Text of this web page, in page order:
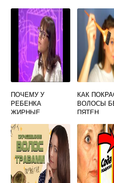
ПОЧЕМУ У
РЕБЕНКА
ЖИРНЫЕ
КАК
ВОЛОСЫ
ПЯТЕН